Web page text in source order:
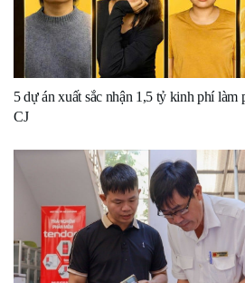
5 dự án xuất sắc nhận 1,5 tỷ kinh phí
CJ